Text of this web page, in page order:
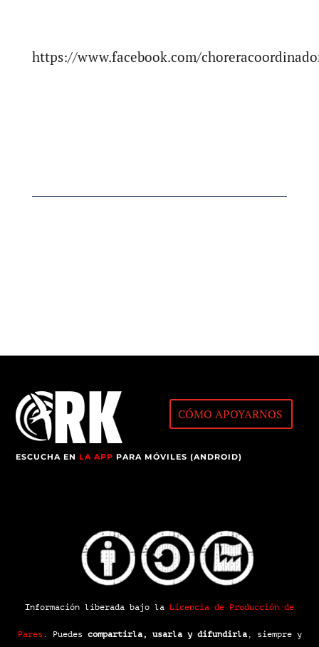
https://www.facebook.com/
CÓMO APOYARNOS
ESCUCHA ENLA APP PARA MÓVILES (ANDROID)
Información liberada bajo la Licencia de Producción de
Pares. Puedes compartirla, usarla y difundirla, siempre y